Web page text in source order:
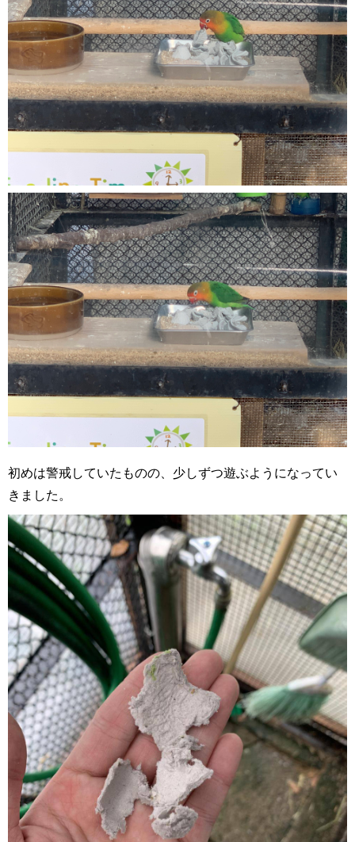
初めは警戒していたものの、少しずつ遊ぶようになってい
きました。